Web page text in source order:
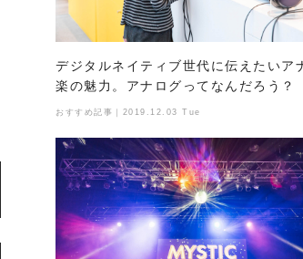
デジタルネイティブ世代に伝えたいア
楽の魅力。アナログってなんだろう？
おすすめ記事｜2019.12.03 Tue